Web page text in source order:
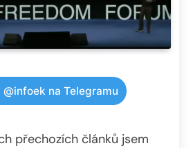
@infoek na Telegramu
přechozích článků jsem